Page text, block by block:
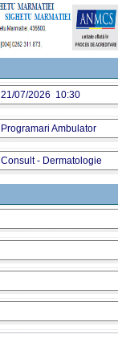
21/07/2026 10:30
Programari Ambulator
Consult - Dermatologie